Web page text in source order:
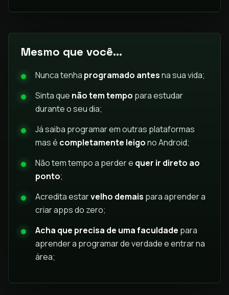
Mesmo que você...
Nunca tenha programado antesna sua vida;
Sinta que não tem tempo para estudar
durante o seu dia;
Já saiba programar em outras plataformas
mas é completamente leigono Android;
Não tem tempo a perder e quer ir direto ao
ponto;
Acredita estarvelho demais para aprender a
criar apps do zero;
Acha que precisa de uma faculdade para
aprender a programar de verdade e entrar na
área;